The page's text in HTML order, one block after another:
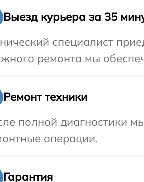
Выезд курьера за 35
специалист
ремонта мы
Ремонт техники
полной диагностики
операции.
Гарантия